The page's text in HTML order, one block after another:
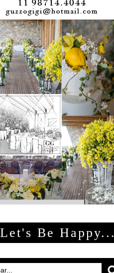
Be Happy...